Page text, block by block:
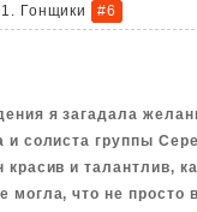
Гонщики #6
я загадала
и солиста группы
и талантлив,
могла, что не просто